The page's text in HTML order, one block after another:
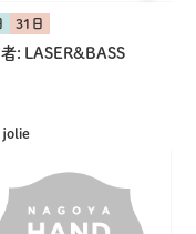
31日
: LASER&BASS
jolie